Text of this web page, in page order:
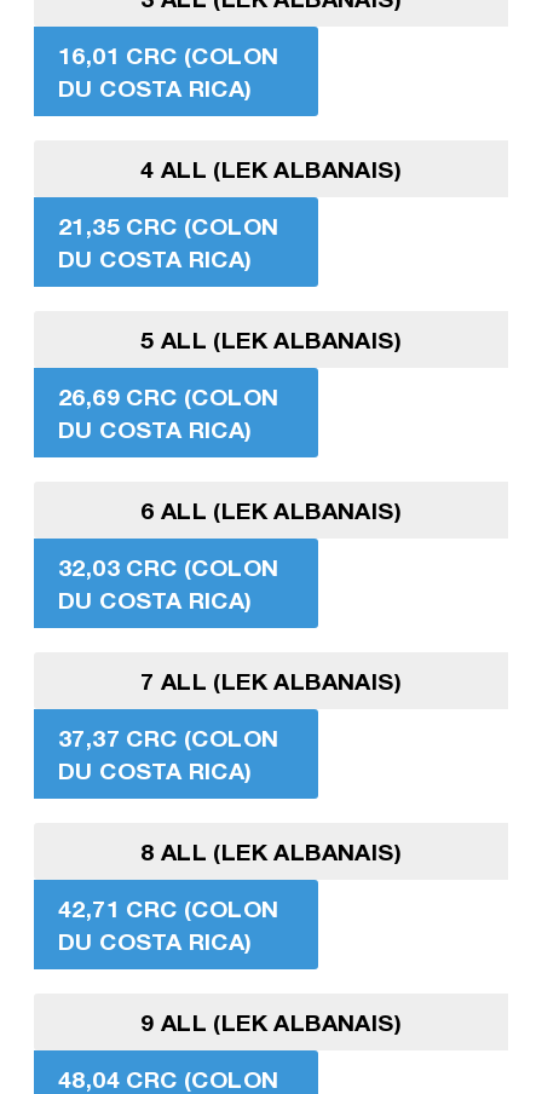
16,01 CRC (COLON
DU COSTA RICA)
4 ALL (LEK ALBANAIS)
21,35 CRC (COLON
DU COSTA RICA)
5 ALL (LEK ALBANAIS)
26,69 CRC (COLON
DU COSTA RICA)
6 ALL (LEK ALBANAIS)
32,03 CRC (COLON
DU COSTA RICA)
7 ALL (LEK ALBANAIS)
37,37 CRC (COLON
DU COSTA RICA)
8 ALL (LEK ALBANAIS)
42,71 CRC (COLON
DU COSTA RICA)
9 ALL (LEK ALBANAIS)
48,04 CRC (COLON